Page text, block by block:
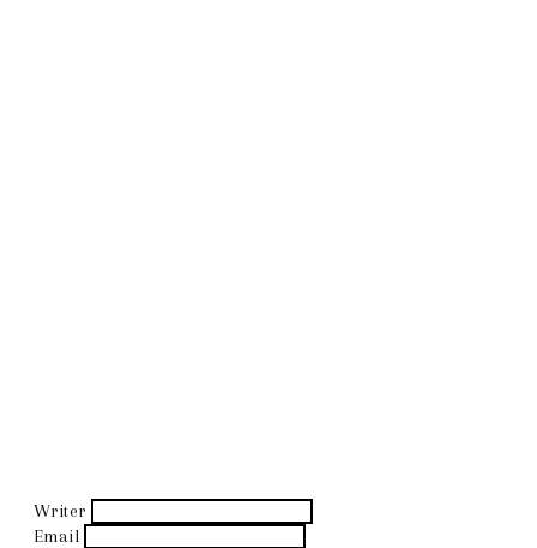
Writer
Email